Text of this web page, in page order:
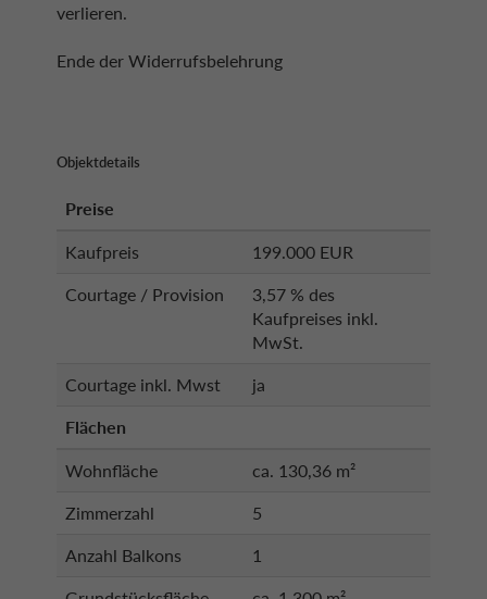
verlieren.
Ende der Widerrufsbelehrung
Objektdetails
Preise
Kaufpreis 199.000 EUR
Courtage / Provision
3,57 % des
Kaufpreises inkl.
MwSt.
Courtage inkl. Mwst ja
Flächen
Wohnfläche ca. 130,36 m²
Zimmerzahl 5
Anzahl Balkons 1